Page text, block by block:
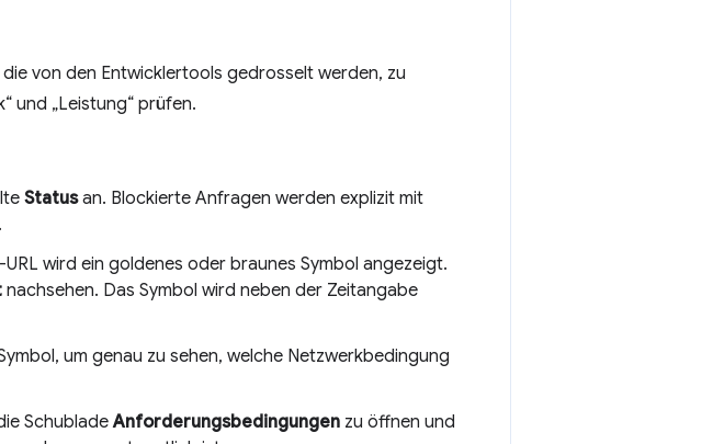
von den Entwicklertools gedrosselt werden, zu
und „Leistung“ prüfen.
Statusan. Blockierte Anfragen werden explizit mit
wird ein goldenes oder braunes Symbol angezeigt.
nachsehen. Das Symbol wird neben der Zeitangabe
um genau zu sehen, welche Netzwerkbedingung
SchubladeAnforderungsbedingungen zu öffnen und